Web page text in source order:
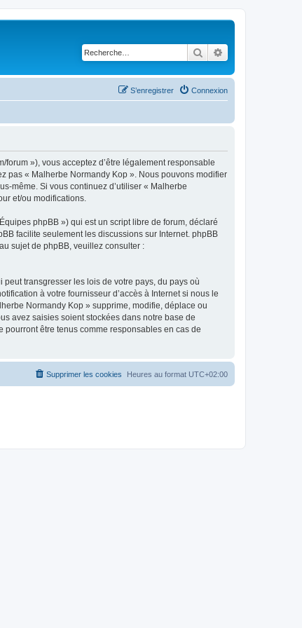
Rechercher
Connexion
S’enregistrer
»), vous acceptez d’être légalement responsable
pas « Malherbe Normandy Kop ». Nous pouvons modifier
même. Si vous continuez d’utiliser « Malherbe
et/ou modifications.
phpBB ») qui est un script libre de forum, déclaré
facilite seulement les discussions sur Internet. phpBB
sujet de phpBB, veuillez consulter :
transgresser les lois de votre pays, du pays où
à votre fournisseur d’accès à Internet si nous le
Normandy Kop » supprime, modifie, déplace ou
avez saisies soient stockées dans notre base de
être tenus comme responsables en cas de
Heures au format UTC+02:00
Supprimer les cookies